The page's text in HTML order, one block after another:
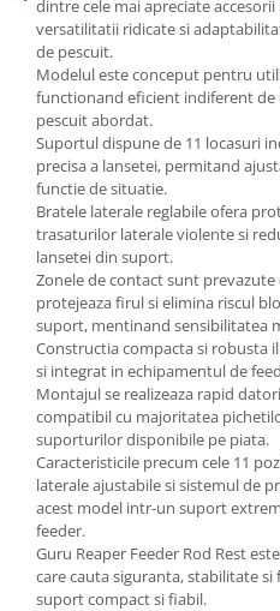
dintre cele mai apreciate
versatilitatii ridicate si
de pescuit.
Modelul este conceput pentru
functionand eficient indiferent de
pescuit abordat.
Suportul dispune de 11 locasuri
precisa a lansetei, permitand
functie de situatie.
Bratele laterale reglabile ofera
trasaturilor laterale violente si
lansetei din suport.
Zonele de contact sunt prevazute
protejeaza firul si elimina riscul
suport, mentinand sensibilitatea
Constructia compacta si robusta
si integrat in echipamentul de
Montajul se realizeaza rapid
compatibil cu majoritatea
suporturilor disponibile pe piata.
Caracteristicile precum cele 11
laterale ajustabile si sistemul de
acest model intr-un suport
feeder.
Guru Reaper Feeder Rod Rest
care cauta siguranta, stabilitate
suport compact si fiabil.